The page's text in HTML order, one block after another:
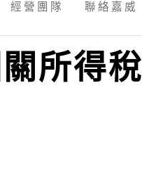
經營團隊 聯絡嘉威
所得稅